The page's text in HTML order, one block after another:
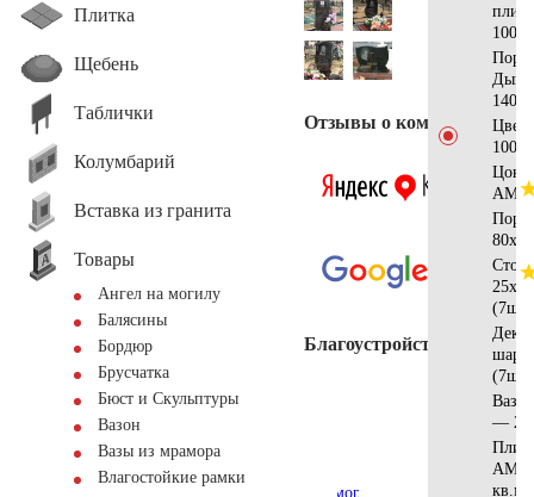
Плитка
Щебень
Таблички
Колумбарий
Вставка из гранита
Товары
Ангел на могилу
Балясины
Бордюр
Брусчатка
Бюст и Скульптуры
Вазон
Вазы из мрамора
Влагостойкие рамки
Отзывы о компании
Благоустройство
Дым
(7шт)
шар
(7шт)
Ваза
—
кв.м.